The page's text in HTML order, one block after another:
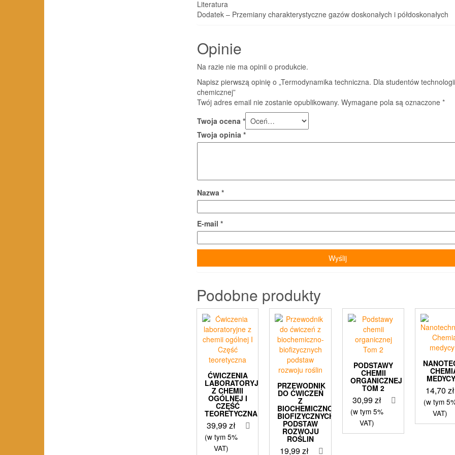
Literatura
Dodatek – Przemiany charakterystyczne gazów doskonałych i półdoskonałych
Opinie
Na razie nie ma opinii o produkcie.
Napisz pierwszą opinię o „Termodynamika techniczna. Dla studentów technologii
chemicznej”
Twój adres email nie zostanie opublikowany. Wymagane pola są oznaczone *
Twoja ocena *
Twoja opinia *
Nazwa *
E-mail *
Podobne produkty
ĆWICZENIA
LABORATORYJNE
Z CHEMII
OGÓLNEJ I
CZĘŚĆ
TEORETYCZNA
39,99zł
(w tym 5%
VAT)
PRZEWODNIK
DO ĆWICZEŃ
Z
BIOCHEMICZNO-
BIOFIZYCZNYCH
PODSTAW
ROZWOJU
ROŚLIN
19,99zł
PODSTAWY
CHEMII
ORGANICZNEJ
TOM 2
30,99zł
(w tym 5%
VAT)
14,70 zł
(w tym
VAT)